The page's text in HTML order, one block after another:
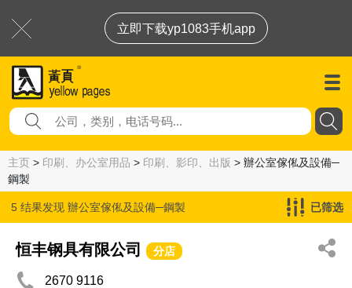
立即下载yp1083手机app
主页 > 印刷、办公室用品 > 印刷、影印、出版 > 辦公室傢俬及設備─
鋼製
5 结果发现 辦公室傢俬及設備─鋼製 已筛选
恒丰钢具有限公司 分店
2670 9116